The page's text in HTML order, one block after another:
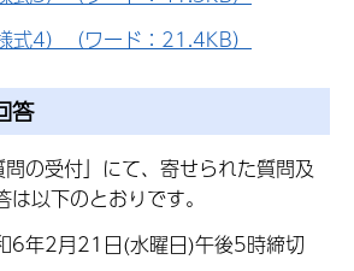
式4）（ワード：21.4KB）
答
の受付」にて、寄せられた質問及
以下のとおりです。
6年2月21日(水曜日)午後5時締切